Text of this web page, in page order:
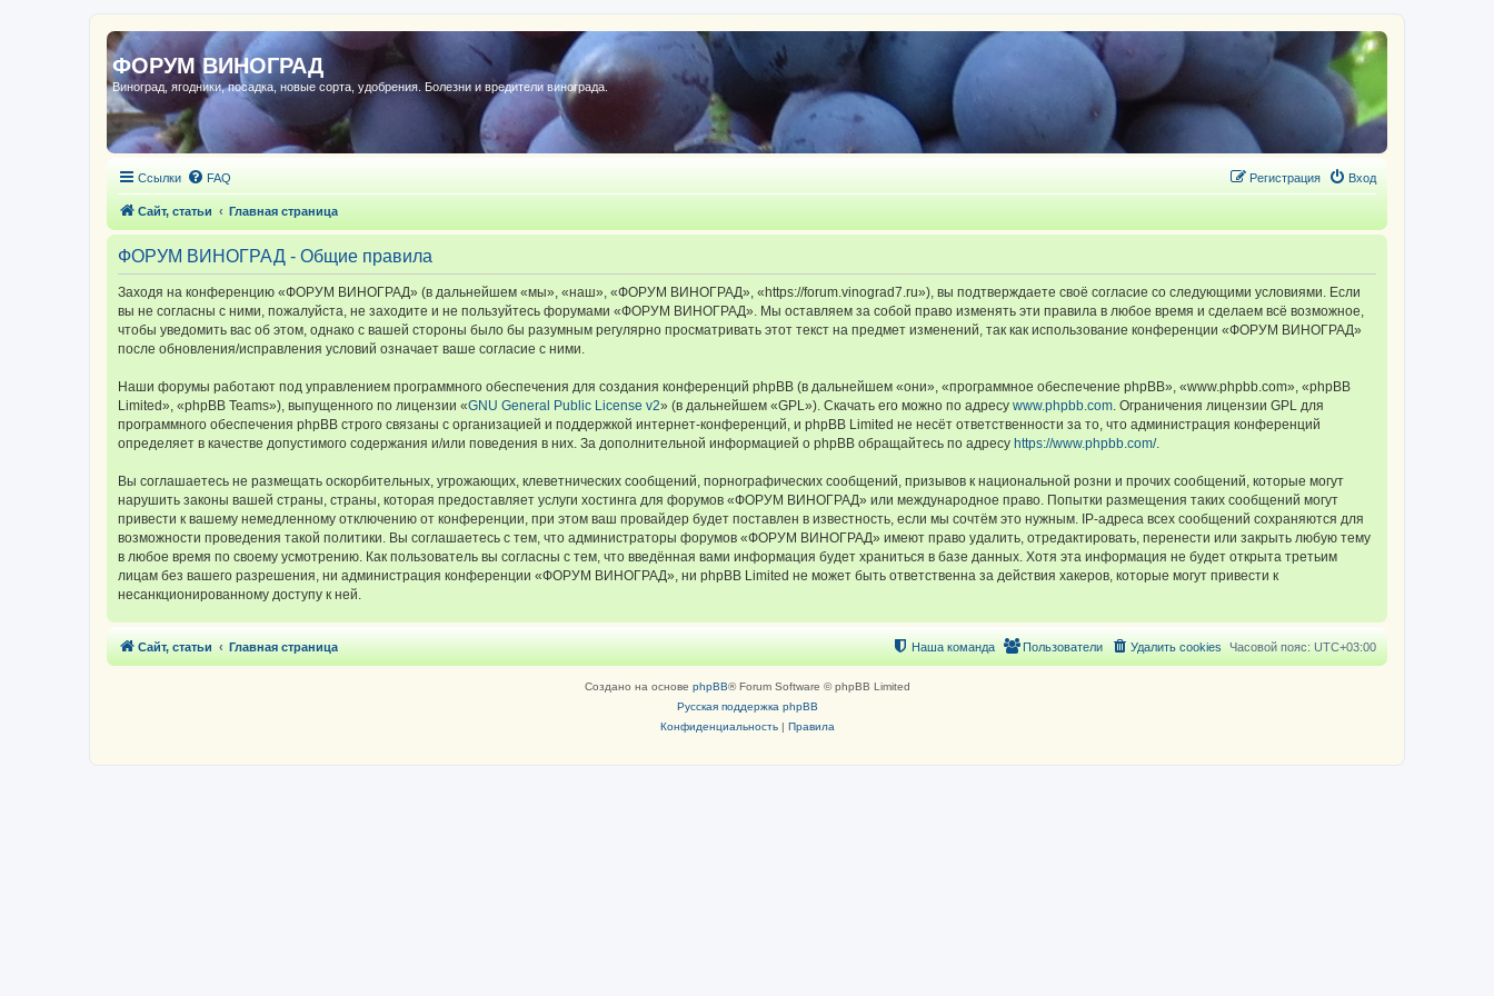
ФОРУМ ВИНОГРАД
Виноград, ягодники, посадка, новые сорта, удобрения. Болезни и вредители винограда.
Ссылки FAQ Вход
Регистрация
Сайт, статьи Главная страница
ФОРУМ ВИНОГРАД - Общие правила
Заходя на конференцию «ФОРУМ ВИНОГРАД» (в дальнейшем «мы», «наш», «ФОРУМ ВИНОГРАД», «https://forum.vinograd7.ru»), вы подтверждаете своё согласие со следующими условиями. Если
вы не согласны с ними, пожалуйста, не заходите и не пользуйтесь форумами «ФОРУМ ВИНОГРАД». Мы оставляем за собой право изменять эти правила в любое время и сделаем всё возможное,
чтобы уведомить вас об этом, однако с вашей стороны было бы разумным регулярно просматривать этот текст на предмет изменений, так как использование конференции «ФОРУМ ВИНОГРАД»
после обновления/исправления условий означает ваше согласие с ними.
Наши форумы работают под управлением программного обеспечения для создания конференций phpBB (в дальнейшем «они», «программное обеспечение phpBB», «www.phpbb.com», «phpBB
Limited», «phpBB Teams»), выпущенного по лицензии «GNU General Public License v2» (в дальнейшем «GPL»). Скачать его можно по адресу www.phpbb.com. Ограничения лицензии GPL для
программного обеспечения phpBB строго связаны с организацией и поддержкой интернет-конференций, и phpBB Limited не несёт ответственности за то, что администрация конференций
определяет в качестве допустимого содержания и/или поведения в них. За дополнительной информацией о phpBB обращайтесь по адресу https://www.phpbb.com/.
Вы соглашаетесь не размещать оскорбительных, угрожающих, клеветнических сообщений, порнографических сообщений, призывов к национальной розни и прочих сообщений, которые могут
нарушить законы вашей страны, страны, которая предоставляет услуги хостинга для форумов «ФОРУМ ВИНОГРАД» или международное право. Попытки размещения таких сообщений могут
привести к вашему немедленному отключению от конференции, при этом ваш провайдер будет поставлен в известность, если мы сочтём это нужным. IP-адреса всех сообщений сохраняются для
возможности проведения такой политики. Вы соглашаетесь с тем, что администраторы форумов «ФОРУМ ВИНОГРАД» имеют право удалить, отредактировать, перенести или закрыть любую тему
в любое время по своему усмотрению. Как пользователь вы согласны с тем, что введённая вами информация будет храниться в базе данных. Хотя эта информация не будет открыта третьим
лицам без вашего разрешения, ни администрация конференции «ФОРУМ ВИНОГРАД», ни phpBB Limited не может быть ответственна за действия хакеров, которые могут привести к
несанкционированному доступу к ней.
Сайт, статьи Главная страница Часовой пояс: UTC+03:00
Удалить cookies
Пользователи
Наша команда
Создано на основе phpBB® Forum Software © phpBB Limited
Русская поддержка phpBB
Конфиденциальность| Правила